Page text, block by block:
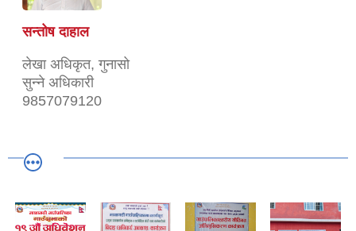
सन्तोष दाहाल
लेखा अधिकृत, गुनासो
सुन्ने अधिकारी
9857079120